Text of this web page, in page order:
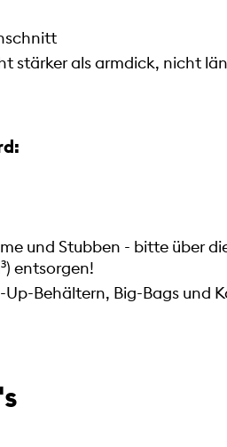
stärker als armdick, nicht
und Stubben - bitte über
entsorgen!
Behältern, Big-Bags und